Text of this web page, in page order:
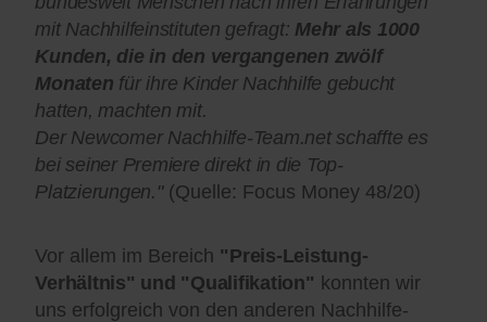
mit Nachhilfeinstituten gefragt: Mehr als 1000
Kunden, die in den vergangenen zwölf
Monaten für ihre Kinder Nachhilfe gebucht
hatten, machten mit.
Der Newcomer Nachhilfe-Team.net schaffte es
bei seiner Premiere direkt in die Top-
Platzierungen."(Quelle: Focus Money 48/20)
Vor allem im Bereich "Preis-Leistung-
Verhältnis" und "Qualifikation" konnten wir
uns erfolgreich von den anderen Nachhilfe-